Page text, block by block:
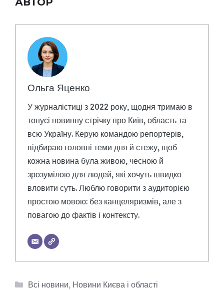
Ольга Яценко
У журналістиці з 2022 року, щодня тримаю в
тонусі новинну стрічку про Київ, область та
всю Україну. Керую командою репортерів,
відбираю головні теми дня й стежу, щоб
кожна новина була живою, чесною й
зрозумілою для людей, які хочуть швидко
вловити суть. Люблю говорити з аудиторією
простою мовою: без канцеляризмів, але з
повагою до фактів і контексту.
Категорії
Всі новини, Новини Києва і області